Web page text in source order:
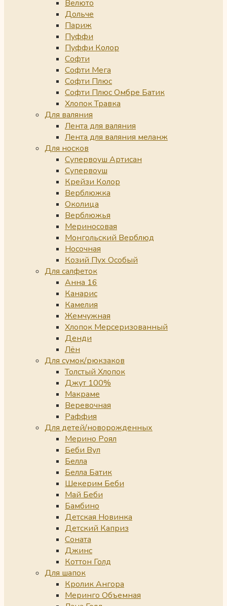
Велюто
Дольче
Париж
Пуффи
Пуффи Колор
Софти
Софти Мега
Софти Плюс
Софти Плюс Омбре Батик
Хлопок Травка
Для валяния
Лента для валяния
Лента для валяния меланж
Для носков
Супервоуш Артисан
Супервоуш
Крейзи Колор
Верблюжка
Околица
Верблюжья
Мериносовая
Монгольский Верблюд
Носочная
Козий Пух Особый
Для салфеток
Анна 16
Канарис
Камелия
Жемчужная
Хлопок Мерсеризованный
Денди
Лён
Для сумок/рюкзаков
Толстый Хлопок
Джут 100%
Макраме
Веревочная
Раффия
Для детей/новорожденных
Мерино Роял
Беби Вул
Белла
Белла Батик
Шекерим Беби
Май Беби
Бамбино
Детская Новинка
Детский Каприз
Соната
Джинс
Коттон Голд
Для шапок
Кролик Ангора
Меринго Объемная